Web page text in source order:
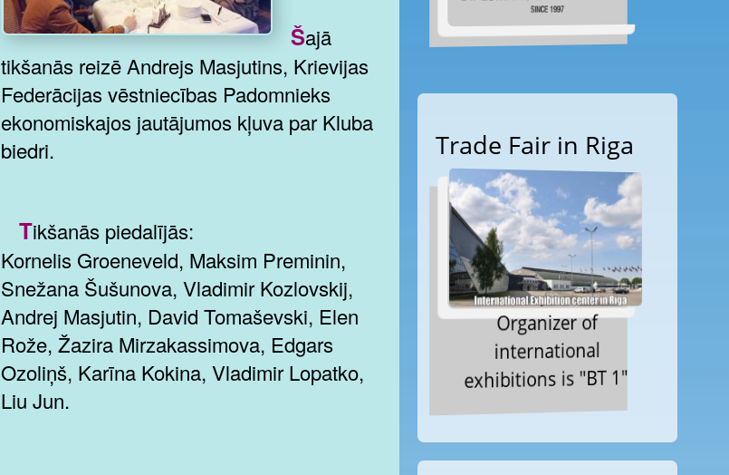
Šajā
tikšanās reizē Andrejs Masjutins, Krievijas
Federācijas vēstniecības Padomnieks
ekonomiskajos jautājumos kļuva par Kluba
biedri.
Tikšanās piedalījās:
Kornelis Groeneveld, Maksim Preminin,
Snežana Šušunova, Vladimir Kozlovskij,
Andrej Masjutin, David Tomaševski, Elen
Rože, Žazira Mirzakassimova, Edgars
Ozoliņš, Karīna Kokina, Vladimir Lopatko,
Liu Jun.
Trade Fair in Riga
Organizer of
international
exhibitions is "BT 1"